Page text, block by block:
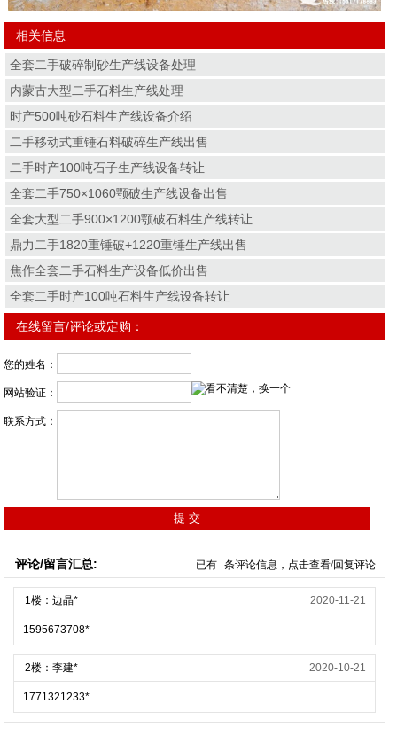
相关信息
全套二手破碎制砂生产线设备处理
内蒙古大型二手石料生产线处理
时产500吨砂石料生产线设备介绍
二手移动式重锤石料破碎生产线出售
二手时产100吨石子生产线设备转让
全套二手750×1060颚破生产线设备出售
全套大型二手900×1200颚破石料生产线转让
鼎力二手1820重锤破+1220重锤生产线出售
焦作全套二手石料生产设备低价出售
全套二手时产100吨石料生产线设备转让
在线留言/评论或定购：
您的姓名：
网站验证：
联系方式：
评论/留言汇总: 已有 条评论信息，点击查看/回复评论
2020-11-21
1楼：边晶*
1595673708*
2020-10-21
2楼：李建*
1771321233*